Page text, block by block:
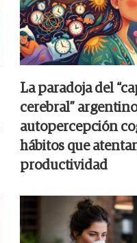
La paradoja del
cerebral”
autopercepción
hábitos que
productividad